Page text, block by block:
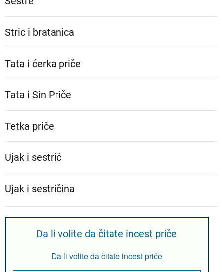
Stric i bratanica
Tata i ćerka priče
Tata i Sin Priče
Tetka priče
Ujak i sestrić
Ujak i sestričina
Da li volite da čitate incest priče
Da li volite da čitate incest priče